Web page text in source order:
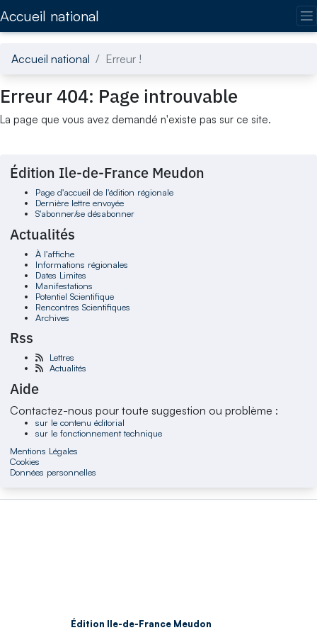
Accueil national
Accueil national Erreur !
Erreur 404: Page introuvable
La page que vous avez demandé n'existe pas sur ce site.
Édition Ile-de-France Meudon
Page d'accueil de l'édition régionale
Dernière lettre envoyée
S'abonner/se désabonner
Actualités
À l'affiche
Informations régionales
Dates Limites
Manifestations
Potentiel Scientifique
Rencontres Scientifiques
Archives
Rss
Lettres
Actualités
Aide
Contactez-nous pour toute suggestion ou problème :
sur le contenu éditorial
sur le fonctionnement technique
Mentions Légales
Cookies
Données personnelles
Édition Ile-de-France Meudon